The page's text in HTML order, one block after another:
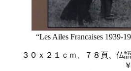
“Les Ailes Francaises 1939-
３０ｘ２１ｃｍ、７８頁、仏